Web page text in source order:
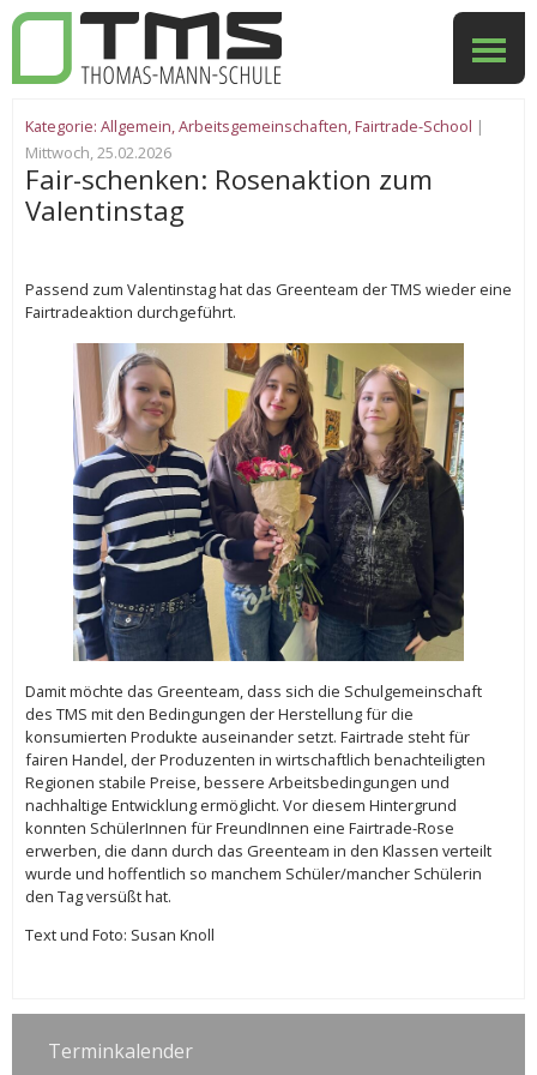
Kategorie: Allgemein,Arbeitsgemeinschaften,Fairtrade-School |
Mittwoch, 25.02.2026
Fair-schenken: Rosenaktion zum
Valentinstag
Passend zum Valentinstag hat das Greenteam der TMS wieder eine
Fairtradeaktion durchgeführt.
Damit möchte das Greenteam, dass sich die Schulgemeinschaft
des TMS mit den Bedingungen der Herstellung für die
konsumierten Produkte auseinander setzt. Fairtrade steht für
fairen Handel, der Produzenten in wirtschaftlich benachteiligten
Regionen stabile Preise, bessere Arbeitsbedingungen und
nachhaltige Entwicklung ermöglicht. Vor diesem Hintergrund
konnten SchülerInnen für FreundInnen eine Fairtrade-Rose
erwerben, die dann durch das Greenteam in den Klassen verteilt
wurde und hoffentlich so manchem Schüler/mancher Schülerin
den Tag versüßt hat.
Text und Foto: Susan Knoll
Terminkalender